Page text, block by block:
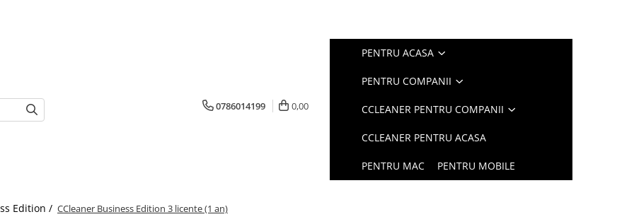
0786014199 0,00
PENTRU ACASA
PENTRU COMPANII
CCLEANER PENTRU COMPANII
CCLEANER PENTRU ACASA
PENTRU MAC PENTRU MOBILE
Edition / CCleaner Business Edition 3 licente (1 an)